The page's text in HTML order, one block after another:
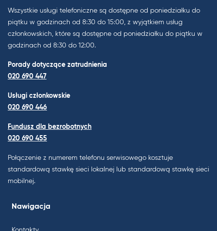
Wszystkie usługi telefoniczne są dostępne od poniedziałku do
piątku w godzinach od 8:30 do 15:00, z wyjątkiem usług
członkowskich, które są dostępne od poniedziałku do piątku w
godzinach od 8:30 do 12:00.
Porady dotyczące zatrudnienia
020 690 447
Usługi członkowskie
020 690 446
Fundusz dla bezrobotnych
020 690 455
Połączenie z numerem telefonu serwisowego kosztuje
standardową stawkę sieci lokalnej lub standardową stawkę sieci
mobilnej.
Nawigacja